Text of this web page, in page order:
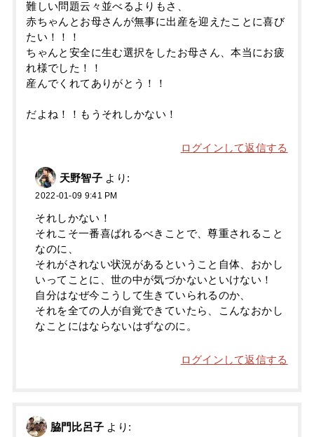
難しい問題云々並べるよりもさ、
赤ちゃんとお母さんが無事に出産を迎えたことに喜び
たい！！！
ちゃんと安全に生む選択をしたお母さん、本当にお疲
れ様でした！！
産んでくれてありがとう！！
だよね！！もうそれしかない！
ログインして返信する
天野智子 より:
2022-01-09 9:41 PM
それしかない！
それこそ一番喜ばれるべきことで、尊重されること
なのに、
それがされない状況があるということ自体、おかし
いってことに、世の中が気づかないといけない！
自分はなぜ今こうして生きていられるのか、
それを全ての人が自覚できていたら、こんなおかし
なことにはならないはずなのに。
ログインして返信する
脇門比呂子 より: